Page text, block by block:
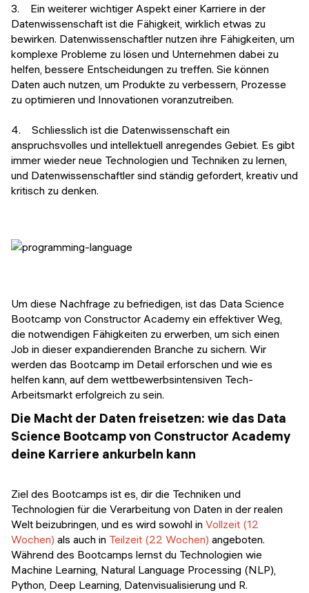
3. Ein weiterer wichtiger Aspekt einer Karriere in der
Datenwissenschaft ist die Fähigkeit, wirklich etwas zu
bewirken. Datenwissenschaftler nutzen ihre Fähigkeiten, um
komplexe Probleme zu lösen und Unternehmen dabei zu
helfen, bessere Entscheidungen zu treffen. Sie können
Daten auch nutzen, um Produkte zu verbessern, Prozesse
zu optimieren und Innovationen voranzutreiben.
4. Schliesslich ist die Datenwissenschaft ein
anspruchsvolles und intellektuell anregendes Gebiet. Es gibt
immer wieder neue Technologien und Techniken zu lernen,
und Datenwissenschaftler sind ständig gefordert, kreativ und
kritisch zu denken.
Um diese Nachfrage zu befriedigen, ist das Data Science
Bootcamp von Constructor Academy ein effektiver Weg,
die notwendigen Fähigkeiten zu erwerben, um sich einen
Job in dieser expandierenden Branche zu sichern. Wir
werden das Bootcamp im Detail erforschen und wie es
helfen kann, auf dem wettbewerbsintensiven Tech-
Arbeitsmarkt erfolgreich zu sein.
Die Macht der Daten freisetzen: wie das Data
Science Bootcamp von Constructor Academy
deine Karriere ankurbeln kann
Ziel des Bootcamps ist es, dir die Techniken und
Technologien für die Verarbeitung von Daten in der realen
Welt beizubringen, und es wird sowohl in Vollzeit (12
Wochen) als auch in Teilzeit (22 Wochen) angeboten.
Während des Bootcamps lernst du Technologien wie
Machine Learning, Natural Language Processing (NLP),
Python, Deep Learning, Datenvisualisierung und R.